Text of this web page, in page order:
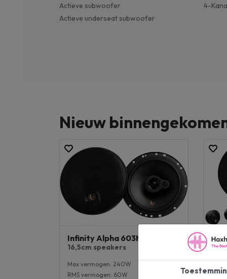
Actieve subwoofer
Actieve underseat subwoofer
4-
Nieuw
Infinity Alpha 603M
16,5cm speakers
Max vermogen: 240W
RMS vermogen: 60W
RMS